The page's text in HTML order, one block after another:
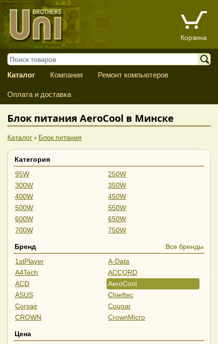
Корзина
Каталог Компания Ремонт компьютеров
Оплата и доставка
Блок питания AeroCool в Минске
Каталог › Блок питания
Категория
95W
250W
300W
350W
400W
450W
500W
550W
600W
650W
700W
750W
900W
1000W
1050W
1200W
1250W
1300W
1350W
1650W
Блок серверный
1600W
2000W
Бренд
Все бренды
1stPlayer
A-Data
A4Tech
ACCORD
ACD
AeroCool
ASUS
Chieftec
Corsair
Cougar
CROWN
CrownMicro
ExeGate
Formula
Цена